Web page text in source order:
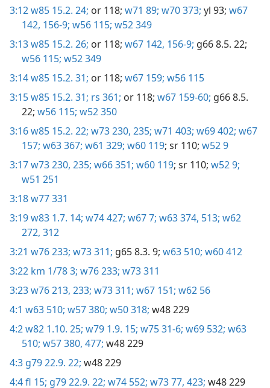
3:12w85 15.2. 24; or 118; w71 89; w70 373; yl 93; w67
142, 156-9; w56 115; w52 349
3:13w85 15.2. 26; or 118; w67 142, 156-9; g66 8.5. 22;
w56 115; w52 349
3:14w85 15.2. 31; or 118; w67 159; w56 115
3:15w85 15.2. 31; rs 361; or 118; w67 159-60; g66 8.5.
22; w56 115; w52 350
3:16w85 15.2. 22; w73 230, 235; w71 403; w69 402; w67
157; w63 367; w61 329; w60 119; sr 110; w52 9
3:17w73 230, 235; w66 351; w60 119; sr 110; w52 9;
w51 251
3:18w77 331
3:19w83 1.7. 14; w74 427; w67 7; w63 374, 513; w62
272, 312
3:21 w76 233; w73 311; g65 8.3. 9; w63 510; w60 412
3:22 km 1/78 3; w76 233; w73 311
3:23w76 213, 233; w73 311; w67 151; w62 56
4:1 w63 510; w57 380; w50 318; w48 229
4:2w82 1.10. 25; w79 1.9. 15; w75 31-6; w69 532; w63
510; w57 380, 477; w48 229
4:3 g79 22.9. 22; w48 229
4:4fl 15; g79 22.9. 22; w74 552; w73 77, 423; w48 229